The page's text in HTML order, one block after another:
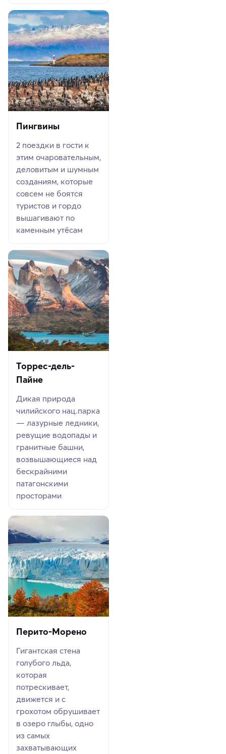
Пингвины
2 поездки в гости к
этим очаровательным,
деловитым и шумным
созданиям, которые
совсем не боятся
туристов и гордо
вышагивают по
каменным утёсам
Торрес-дель-
Пайне
Дикая природа
чилийского нац.парка
— лазурные ледники,
ревущие водопады и
гранитные башни,
возвышающиеся над
бескрайними
патагонскими
просторами
Перито-Морено
Гигантская стена
голубого льда,
которая
потрескивает,
движется и с
грохотом обрушивает
в озеро глыбы, одно
из самых
захватывающих